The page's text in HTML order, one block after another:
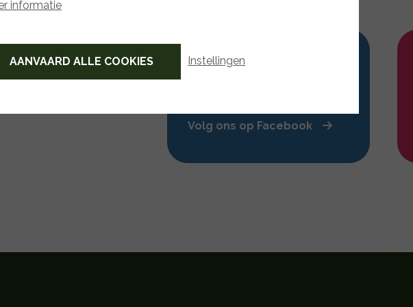
Volg ons op Facebook
informatie
AANVAARD ALLE COOKIES Instellingen